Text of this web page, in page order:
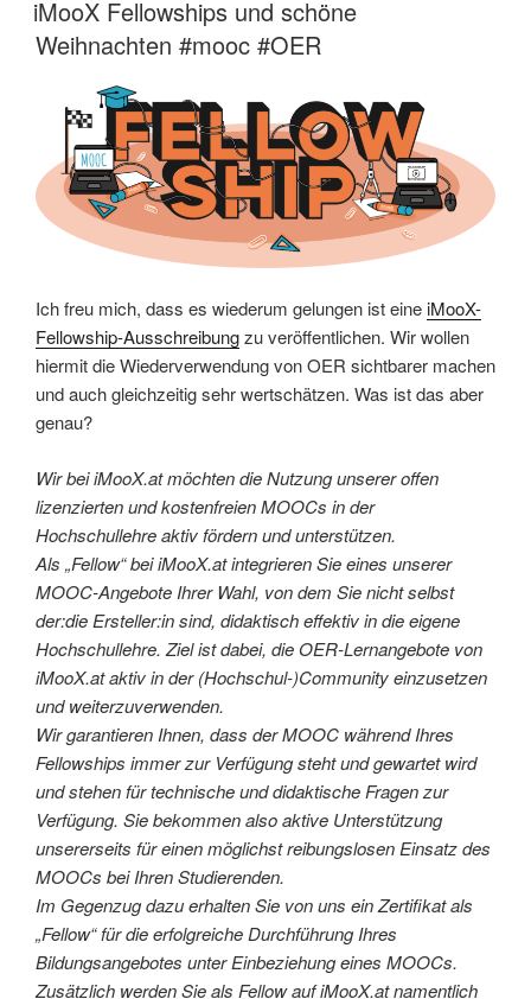
iMooX Fellowships und schöne
Weihnachten #mooc #OER
Ich freu mich, dass es wiederum gelungen ist eineiMooX-
Fellowship-Ausschreibungzu veröffentlichen. Wir wollen
hiermit die Wiederverwendung von OER sichtbarer machen
und auch gleichzeitig sehr wertschätzen. Was ist das aber
genau?
Wir bei iMooX.at möchten die Nutzung unserer offen
lizenzierten und kostenfreien MOOCs in der
Hochschullehre aktiv fördern und unterstützen.
Als „Fellow“ bei iMooX.at integrieren Sie eines unserer
MOOC-Angebote Ihrer Wahl, von dem Sie nicht selbst
der:die Ersteller:in sind, didaktisch effektiv in die eigene
Hochschullehre. Ziel ist dabei, die OER-Lernangebote von
iMooX.at aktiv in der (Hochschul-)Community einzusetzen
und weiterzuverwenden.
Wir garantieren Ihnen, dass der MOOC während Ihres
Fellowships immer zur Verfügung steht und gewartet wird
und stehen für technische und didaktische Fragen zur
Verfügung. Sie bekommen also aktive Unterstützung
unsererseits für einen möglichst reibungslosen Einsatz des
MOOCs bei Ihren Studierenden.
Im Gegenzug dazu erhalten Sie von uns ein Zertifikat als
„Fellow“ für die erfolgreiche Durchführung Ihres
Bildungsangebotes unter Einbeziehung eines MOOCs.
Zusätzlich werden Sie als Fellow auf iMooX.at namentlich